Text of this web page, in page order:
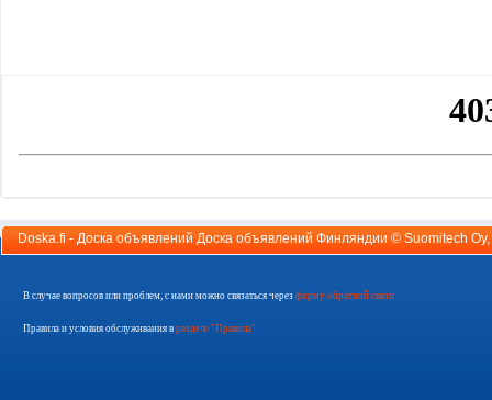
Doska.fi - Доска объявлений Доска объявлений Финляндии © Suomitech Oy
В случае вопросов или проблем, с нами можно связаться через форму обратной связи
Правила и условия обслуживания в разделе "Правила"